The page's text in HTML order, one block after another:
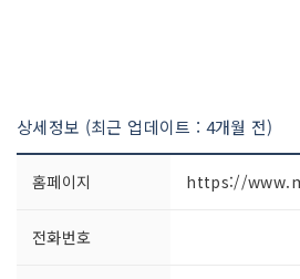
상세정보 (최근 업데이트 : 4개월 전)
홈페이지 https://
전화번호